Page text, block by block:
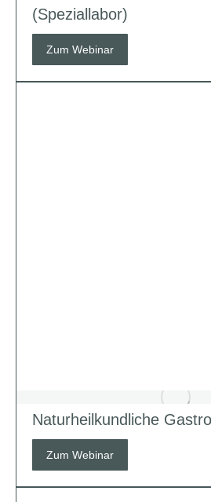
(Speziallabor)
Zum Webinar
Naturheilkundliche
Zum Webinar